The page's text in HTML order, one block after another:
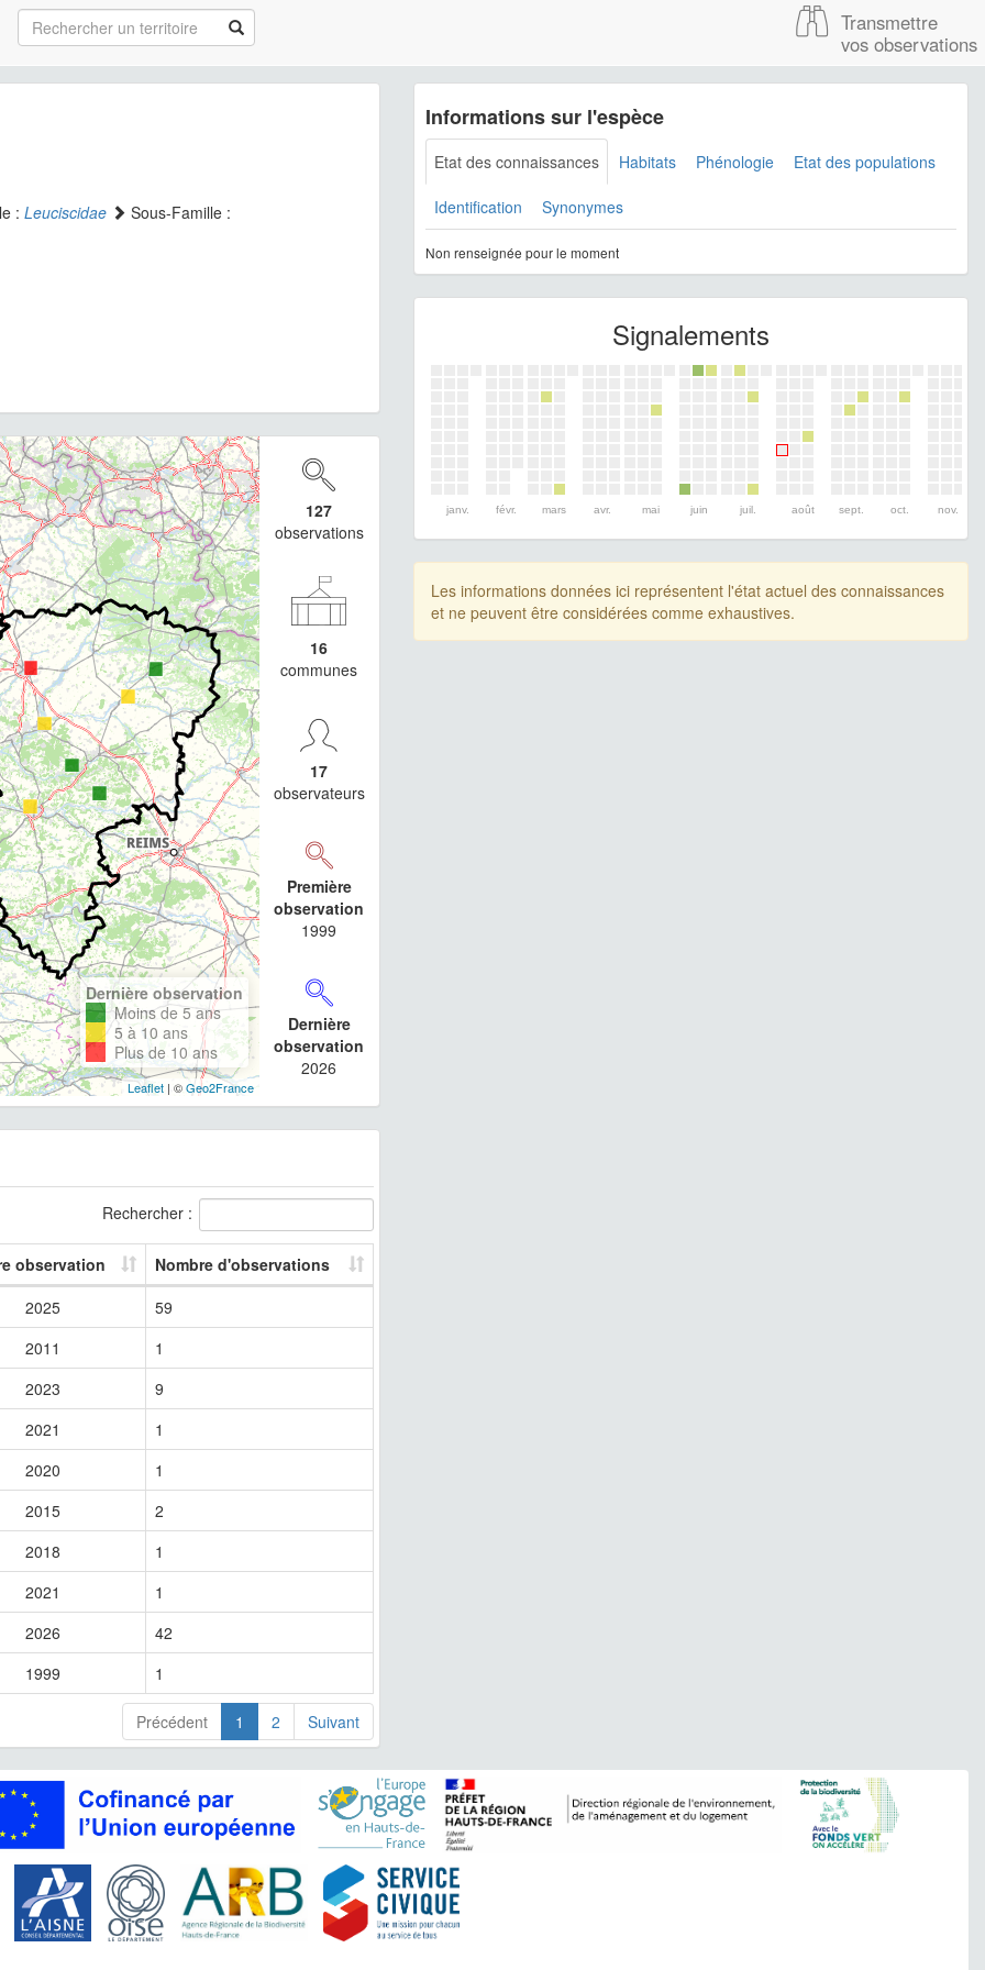
Transmettre
vos observations
: Leuciscidae Sous-Famille :
Dernière observation
Moins de 5 ans
5 à 10 ans
Plus de 10 ans
Leaflet| ©Geo2France
127
observations
16
communes
17
observateurs
Première
observation
1999
Dernière
observation
2026
Rechercher :
observation
Nombre d'observations
2025
59
2011
1
2023
9
2021
1
2020
1
2015
2
2018
1
2021
1
2026
42
1999
1
Précédent 1 2 Suivant
Informations sur l'espèce
Etat des connaissances Habitats Phénologie Etat des populations
Identification Synonymes
Non renseignée pour le moment
Signalements
janv. févr. mars avr. mai juin juil. août sept. oct. nov.
Les informations données ici représentent l'état actuel des connaissances
et ne peuvent être considérées comme exhaustives.